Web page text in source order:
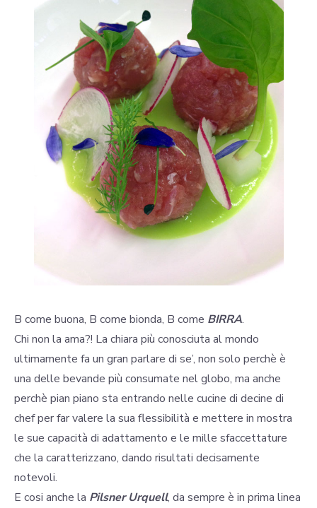
B come buona, B come bionda, B come BIRRA.
Chi non la ama?! La chiara più conosciuta al mondo
ultimamente fa un gran parlare di se’, non solo perchè è
una delle bevande più consumate nel globo, ma anche
perchè pian piano sta entrando nelle cucine di decine di
chef per far valere la sua flessibilità e mettere in mostra
le sue capacità di adattamento e le mille sfaccettature
che la caratterizzano, dando risultati decisamente
notevoli.
E cosi anche la Pilsner Urquell, da sempre è in prima linea